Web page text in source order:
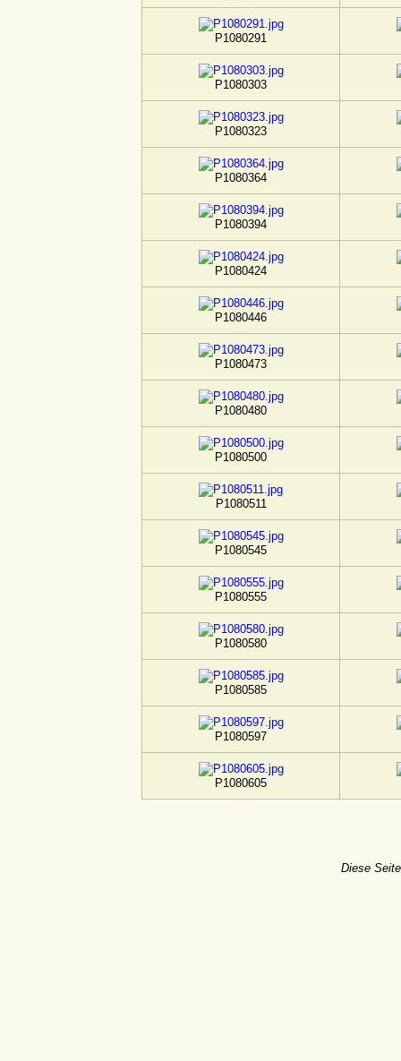
P1080291
P1080303
P1080323
P1080364
P1080394
P1080424
P1080446
P1080473
P1080480
P1080500
P1080511
P1080545
P1080555
P1080580
P1080585
P1080597
P1080605
Diese